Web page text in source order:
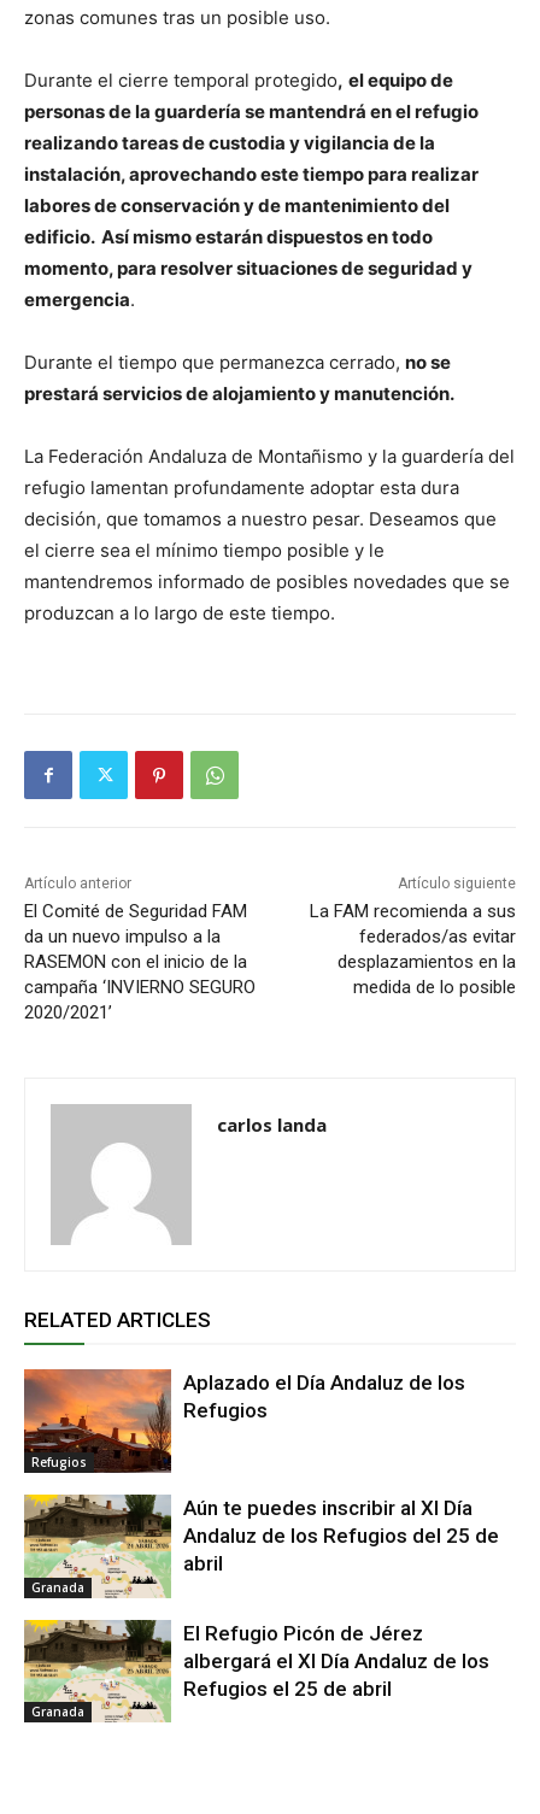
zonas comunes tras un posible uso.
Durante el cierre temporal protegido, el equipo de
personas de la guardería se mantendrá en el refugio
realizando tareas de custodia y vigilancia de la
instalación, aprovechando este tiempo para realizar
labores de conservación y de mantenimiento del
edificio. Así mismo estarán dispuestos en todo
momento, para resolver situaciones de seguridad y
emergencia.
Durante el tiempo que permanezca cerrado, no se
prestará servicios de alojamiento y manutención.
La Federación Andaluza de Montañismo y la guardería del
refugio lamentan profundamente adoptar esta dura
decisión, que tomamos a nuestro pesar. Deseamos que
el cierre sea el mínimo tiempo posible y le
mantendremos informado de posibles novedades que se
produzcan a lo largo de este tiempo.
Artículo anterior
El Comité de Seguridad FAM
da un nuevo impulso a la
RASEMON con el inicio de la
campaña ‘INVIERNO SEGURO
2020/2021’
Artículo siguiente
La FAM recomienda a sus
federados/as evitar
desplazamientos en la
medida de lo posible
carlos landa
RELATED ARTICLES
Refugios
Aplazado el Día Andaluz de los
Refugios
Granada
Aún te puedes inscribir al XI Día
Andaluz de los Refugios del 25 de
abril
Granada
El Refugio Picón de Jérez
albergará el XI Día Andaluz de los
Refugios el 25 de abril